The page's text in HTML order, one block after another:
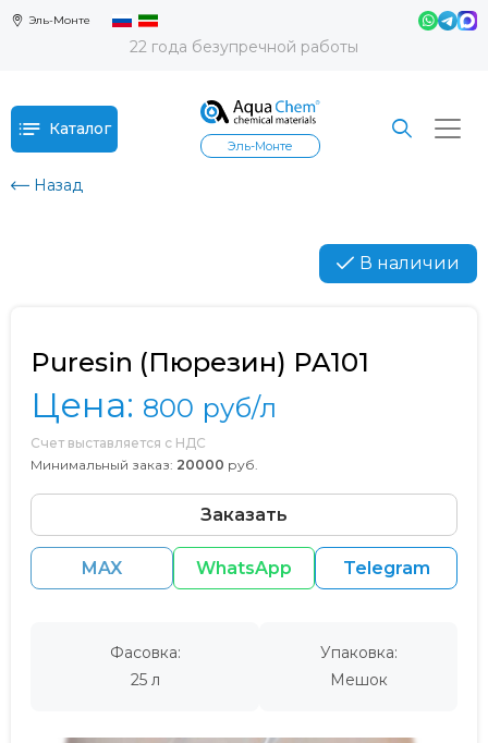
Эль-Монте
22 года безупречной работы
Каталог
Эль-Монте
Назад
В наличии
Puresin (Пюрезин) PA101
Цена: 800 руб/л
Счет выставляется с НДС
Минимальный заказ: 20000 руб.
Заказать
MAX WhatsApp Telegram
Фасовка:
25 л
Упаковка:
Мешок